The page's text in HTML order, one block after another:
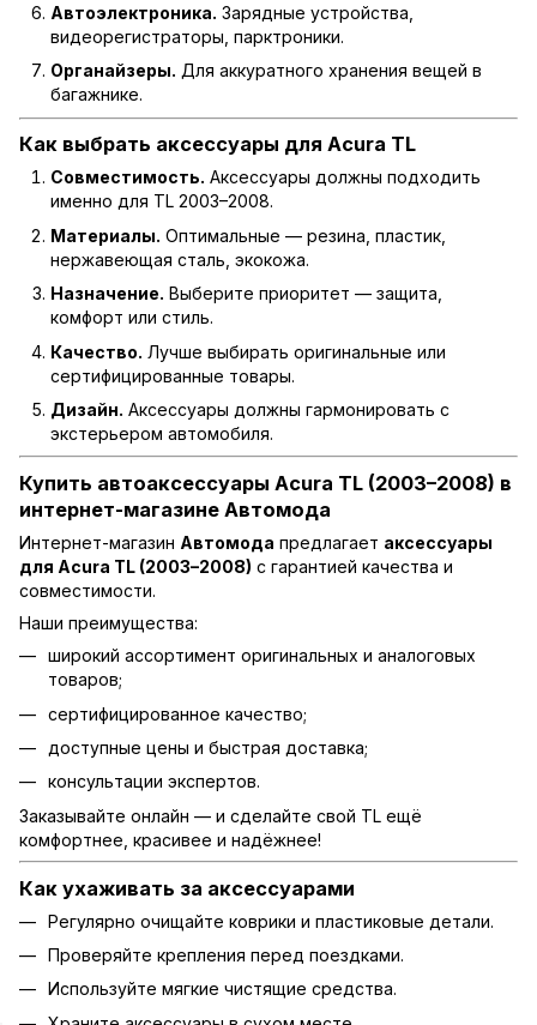
Автоэлектроника. Зарядные устройства,
видеорегистраторы, парктроники.
Органайзеры. Для аккуратного хранения вещей в
багажнике.
Как выбрать аксессуары для Acura TL
Совместимость. Аксессуары должны подходить
именно для TL 2003–2008.
Материалы. Оптимальные — резина, пластик,
нержавеющая сталь, экокожа.
Назначение. Выберите приоритет — защита,
комфорт или стиль.
Качество. Лучше выбирать оригинальные или
сертифицированные товары.
Дизайн. Аксессуары должны гармонировать с
экстерьером автомобиля.
Купить автоаксессуары Acura TL (2003–2008) в
интернет-магазине Автомода
Интернет-магазин Автомода предлагает аксессуары
для Acura TL (2003–2008) с гарантией качества и
совместимости.
Наши преимущества:
широкий ассортимент оригинальных и аналоговых
товаров;
сертифицированное качество;
доступные цены и быстрая доставка;
консультации экспертов.
Заказывайте онлайн — и сделайте свой TL ещё
комфортнее, красивее и надёжнее!
Как ухаживать за аксессуарами
Регулярно очищайте коврики и пластиковые детали.
Проверяйте крепления перед поездками.
Используйте мягкие чистящие средства.